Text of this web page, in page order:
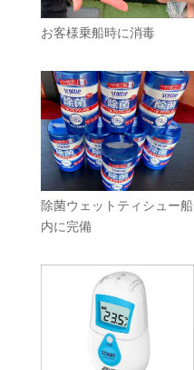
お客様乗船時に消毒
除菌ウェットティシュー船
内に完備